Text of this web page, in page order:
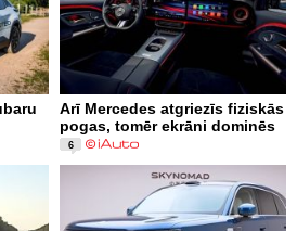
Arī Mercedes atgriezīs fiziskās
pogas, tomēr ekrāni dominēs
6